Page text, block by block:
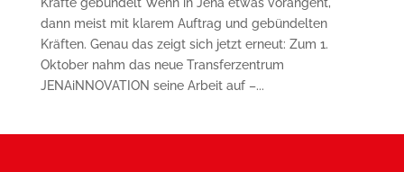
dann meist mit klarem Auftrag und gebündelten
Kräften. Genau das zeigt sich jetzt erneut: Zum 1.
Oktober nahm das neue Transferzentrum
JENAiNNOVATION seine Arbeit auf –...